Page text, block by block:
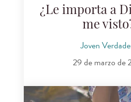
¿Le importa a
me
Joven
29 de marzo de